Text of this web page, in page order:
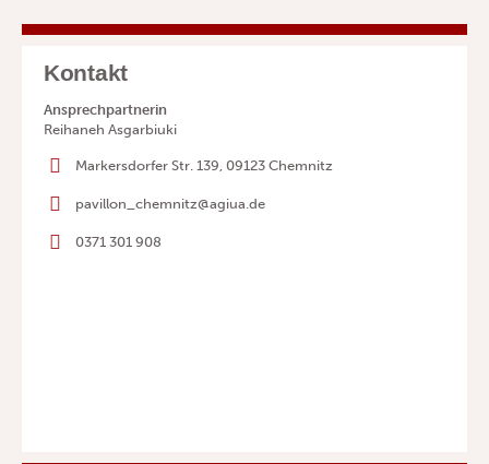
Kontakt
Ansprechpartnerin
Reihaneh Asgarbiuki
Markersdorfer Str. 139, 09123 Chemnitz
pavillon_chemnitz@agiua.de
0371 301 908